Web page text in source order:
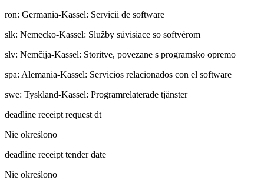
ron: Germania-Kassel: Servicii de software
slk: Nemecko-Kassel: Služby súvisiace so softvérom
slv: Nemčija-Kassel: Storitve, povezane s programsko opremo
spa: Alemania-Kassel: Servicios relacionados con el software
swe: Tyskland-Kassel: Programrelaterade tjänster
deadline receipt request dt
Nie określono
deadline receipt tender date
Nie określono